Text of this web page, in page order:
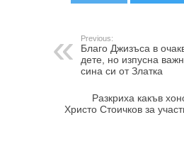
Previous:
Благо Джизъса в
дете, но изпусна
сина си от Златка
Разкриха какъв
Христо Стоичков за